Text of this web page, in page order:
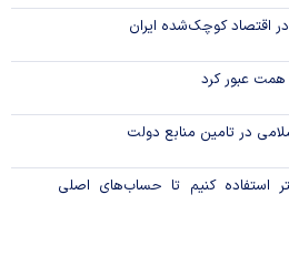
اقتصاد کوچک‌شده ایران
در تامین منابع دولت
استفاده کنیم تا حساب‌های اصلی